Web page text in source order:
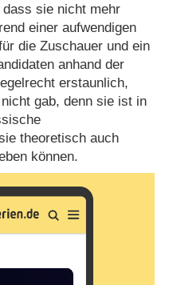
sie nicht mehr
einer aufwendigen
die Zuschauer und ein
anhand der
erstaunlich,
gab, denn sie ist in
theoretisch auch
können.